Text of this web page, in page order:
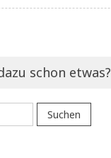
schon etwas?